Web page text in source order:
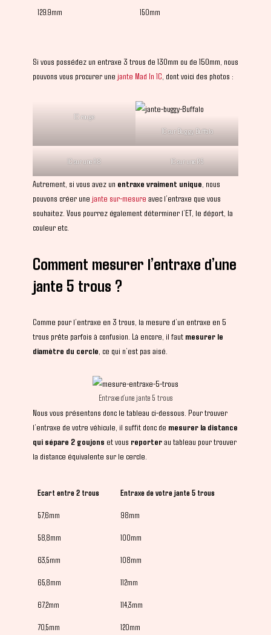
129.9mm 150mm
Si vous possédez un entraxe 3 trous de 130mm ou de 150mm, nous
pouvons vous procurer une jante Mad In 1C , dont voici des photos :
1C rouge
1C sur Buggy Buffalo
1C sur une R8 1C sur une R5
Autrement, si vous avez un entraxe vraiment unique , nous
pouvons créer une jante sur-mesure avec l’entraxe que vous
souhaitez. Vous pourrez également déterminer l’ET, le déport, la
couleur etc.
Comment mesurer l’entraxe d’une
jante 5 trous ?
Comme pour l’entraxe en 3 trous, la mesure d’un entraxe en 5
trous prête parfois à confusion. Là encore, il faut mesurer le
diamètre du cercle , ce qui n’est pas aisé.
Entraxe d’une jante 5 trous
Nous vous présentons donc le tableau ci-dessous. Pour trouver
l’entraxe de votre véhicule, il suffit donc de mesurer la distance
qui sépare 2 goujons et vous reporterau tableau pour trouver
la distance équivalente sur le cercle.
Ecart entre 2 trous Entraxe de votre jante 5 trous
57,6mm 98mm
58,8mm 100mm
63,5mm 108mm
65,8mm 112mm
67,2mm 114,3mm
70,5mm 120mm